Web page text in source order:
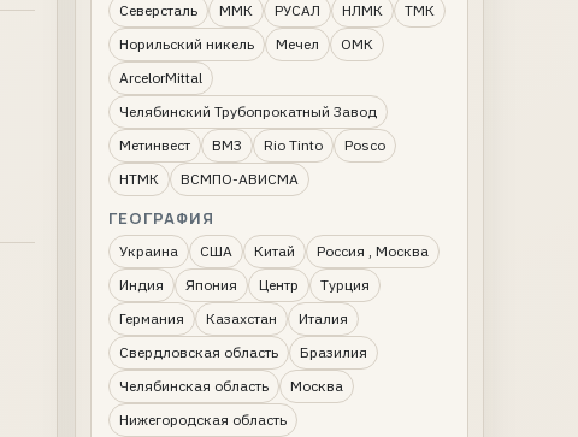
Северсталь ММК РУСАЛ НЛМК
ТМК
Норильский никель
Мечел
ОМК
ArcelorMittal
Челябинский Трубопрокатный Завод
Метинвест
ВМЗ Rio Tinto
Posco
НТМК
ВСМПО-АВИСМА
ГЕОГРАФИЯ
Украина США Китай
Россия , Москва
Индия
Япония Центр
Турция
Германия
Казахстан
Италия
Свердловская область
Бразилия
Челябинская область
Москва
Нижегородская область